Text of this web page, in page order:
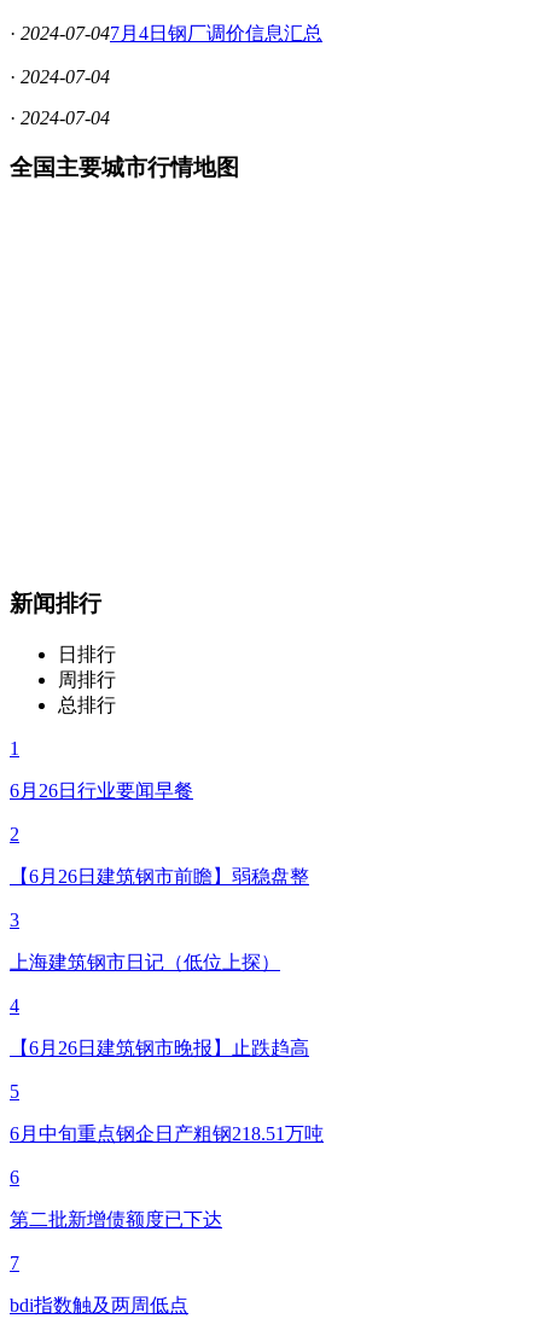
· 2024-07-047月4日钢厂调价信息汇总
· 2024-07-04
· 2024-07-04
全国主要城市行情地图
新闻排行
日排行
周排行
总排行
1
6月26日行业要闻早餐
2
【6月26日建筑钢市前瞻】弱稳盘整
3
上海建筑钢市日记（低位上探）
4
【6月26日建筑钢市晚报】止跌趋高
5
6月中旬重点钢企日产粗钢218.51万吨
6
第二批新增债额度已下达
7
bdi指数触及两周低点